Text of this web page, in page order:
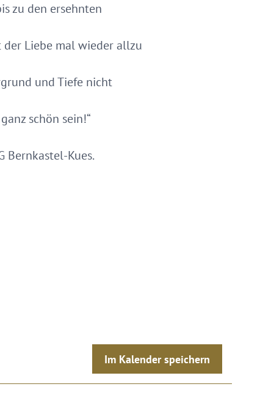
zu den ersehnten
der Liebe mal wieder allzu
und Tiefe nicht
schön sein!“
Bernkastel-Kues.
Im Kalender speichern